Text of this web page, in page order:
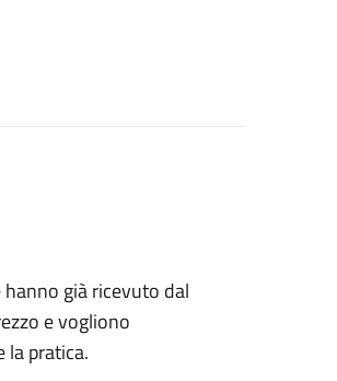
già ricevuto dal
e vogliono
pratica.